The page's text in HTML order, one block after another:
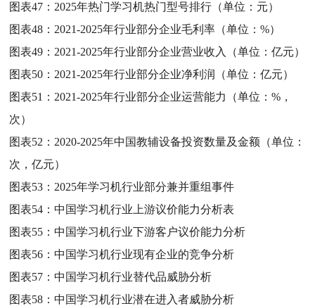
图表47： 2025年热门学习机热门型号排行（单位：元）
图表48： 2021-2025年行业部分企业毛利率（单位：%）
图表49： 2021-2025年行业部分企业营业收入（单位：亿元）
图表50： 2021-2025年行业部分企业净利润（单位：亿元）
图表51： 2021-2025年行业部分企业运营能力（单位：%，
次）
图表52： 2020-2025年中国教辅设备投资数量及金额（单位：
次，亿元）
图表53： 2025年学习机行业部分兼并重组事件
图表54：中国学习机行业上游议价能力分析表
图表55：中国学习机行业下游客户议价能力分析
图表56：中国学习机行业现有企业的竞争分析
图表57：中国学习机行业替代品威胁分析
图表58：中国学习机行业潜在进入者威胁分析